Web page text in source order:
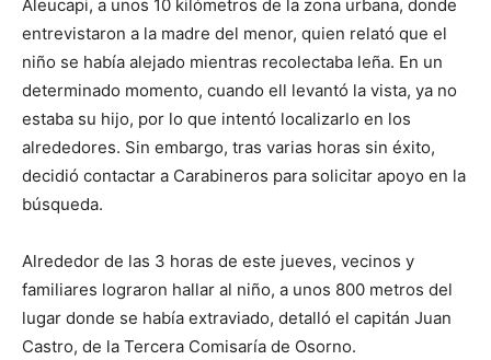
Aleucapi, a unos 10 kilómetros de la zona urbana, donde
entrevistaron a la madre del menor, quien relató que el
niño se había alejado mientras recolectaba leña. En un
determinado momento, cuando ell levantó la vista, ya no
estaba su hijo, por lo que intentó localizarlo en los
alrededores. Sin embargo, tras varias horas sin éxito,
decidió contactar a Carabineros para solicitar apoyo en la
búsqueda.
Alrededor de las 3 horas de este jueves, vecinos y
familiares lograron hallar al niño, a unos 800 metros del
lugar donde se había extraviado, detalló el capitán Juan
Castro, de la Tercera Comisaría de Osorno.